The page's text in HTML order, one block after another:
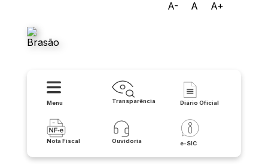
A- A A+
Menu Transparência Diário Oficial
Nota Fiscal Ouvidoria e-SIC